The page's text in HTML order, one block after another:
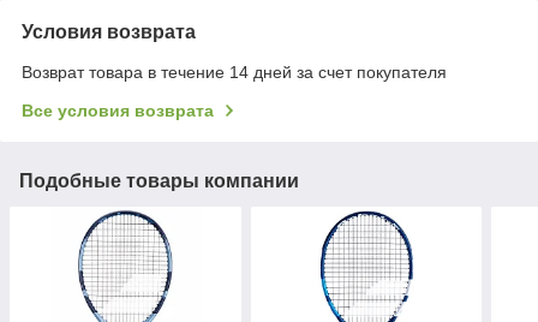
Условия возврата
Возврат товара в течение 14 дней за счет покупателя
Все условия возврата
Подобные товары компании